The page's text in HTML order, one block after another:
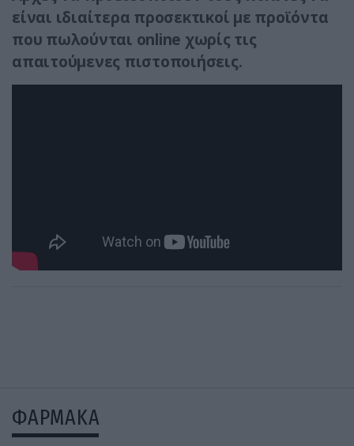
είναι ιδιαίτερα προσεκτικοί με προϊόντα
που πωλούνται online χωρίς τις
απαιτούμενες πιστοποιήσεις.
ΦΑΡΜΑΚΑ